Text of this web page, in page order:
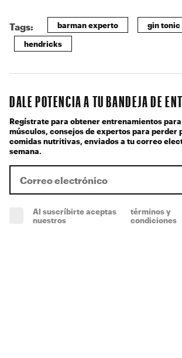
Tags: barman experto gin tonic
hendricks
DALE POTENCIA A TU BANDEJA DE
Regístrate para obtener entrenamientos
músculos, consejos de expertos para perder
comidas nutritivas, enviados a tu correo
semana.
Al suscríbirte aceptas
nuestros
términos y
condiciones